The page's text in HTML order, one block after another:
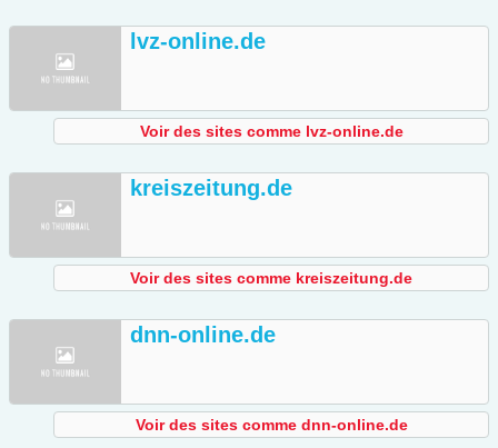
lvz-online.de
Voir des sites comme lvz-online.de
kreiszeitung.de
Voir des sites comme kreiszeitung.de
dnn-online.de
Voir des sites comme dnn-online.de